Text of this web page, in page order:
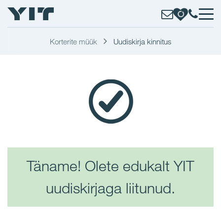
Korterite müük Uudiskirja kinnitus
Täname! Olete edukalt YIT
uudiskirjaga liitunud.